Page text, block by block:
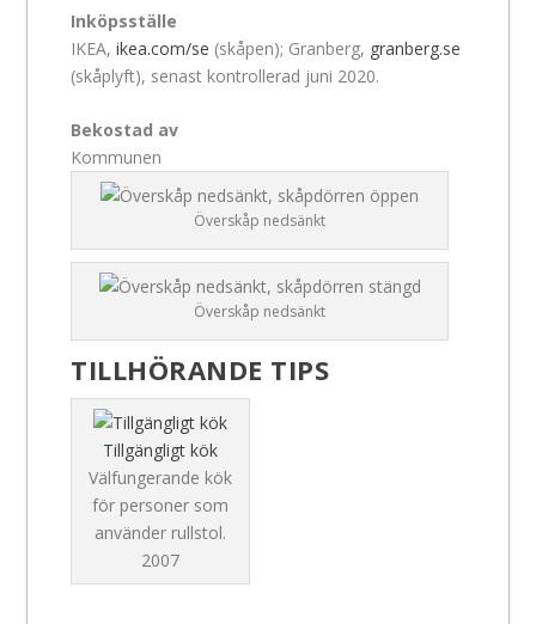
Inköpsställe
IKEA,ikea.com/se (skåpen); Granberg, granberg.se
(skåplyft), senast kontrollerad juni 2020.
Bekostad av
Kommunen
Överskåp nedsänkt
Överskåp nedsänkt
TILLHÖRANDE TIPS
Tillgängligt kök
Välfungerande kök
för personer som
använder rullstol.
2007